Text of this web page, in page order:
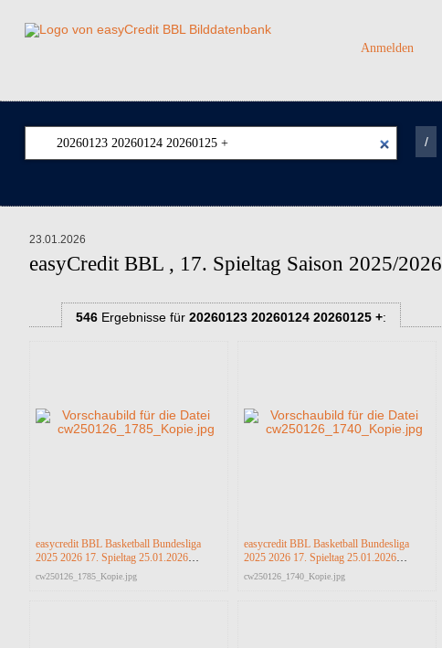
Anmelden
/
23.01.2026
easyCredit BBL , 17. Spieltag Saison 2025/2026
546Ergebnisse für 20260123 20260124 20260125 +:
easycredit BBL Basketball Bundesliga
2025 2026 17. Spieltag 25.01.2026
Science City Jena vs RASTA Vechta
cw250126_1785_Kopie.jpg
easycredit BBL Basketball Bundesliga
2025 2026 17. Spieltag 25.01.2026
Science City Jena vs RASTA Vechta
cw250126_1740_Kopie.jpg